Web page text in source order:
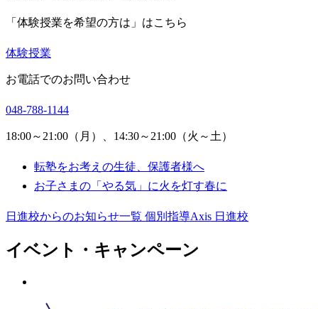
「体験授業を希望の方は」はこちら
体験授業
お電話でのお問い合わせ
048-788-1144
18:00～21:00（月）、14:30～21:00（火～土）
転塾をお考えの生徒、保護者様へ
お子さまの「やる気」に火を灯す春に
日進校からのお知らせ一覧 個別指導Axis 日進校
イベント・キャンペーン